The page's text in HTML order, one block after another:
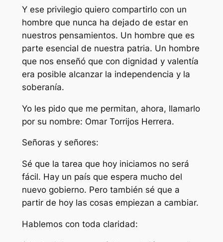
Y ese privilegio quiero compartirlo con un
hombre que nunca ha dejado de estar en
nuestros pensamientos. Un hombre que es
parte esencial de nuestra patria. Un hombre
que nos enseñó que con dignidad y valentía
era posible alcanzar la independencia y la
soberanía.
Yo les pido que me permitan, ahora, llamarlo
por su nombre: Omar Torrijos Herrera.
Señoras y señores:
Sé que la tarea que hoy iniciamos no será
fácil. Hay un país que espera mucho del
nuevo gobierno. Pero también sé que a
partir de hoy las cosas empiezan a cambiar.
Hablemos con toda claridad: